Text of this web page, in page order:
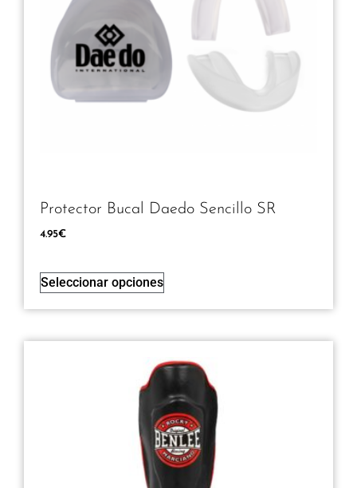
Protector Bucal Daedo Sencillo SR
4.95€
Seleccionar opciones